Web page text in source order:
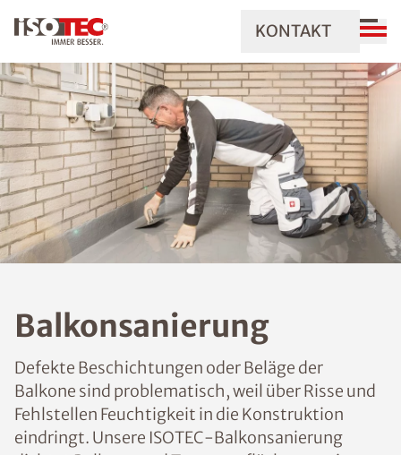
KONTAKT
Balkonsanierung
Defekte Beschichtungen oder Beläge der
Balkone sind problematisch, weil über Risse und
Fehlstellen Feuchtigkeit in die Konstruktion
eindringt. Unsere ISOTEC-Balkonsanierung